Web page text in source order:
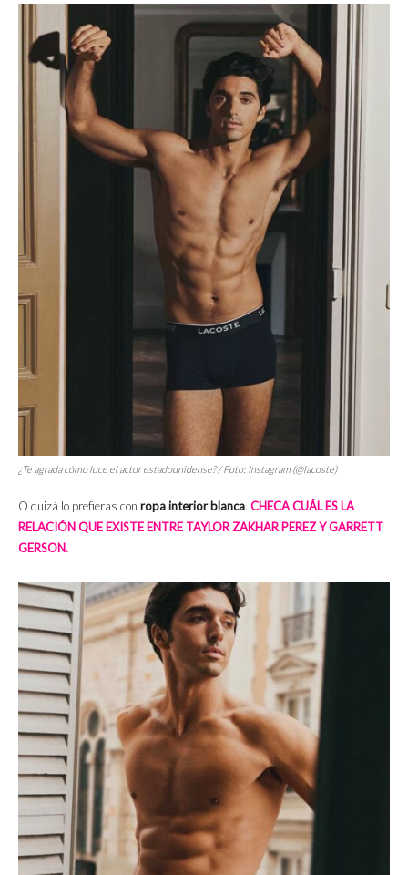
¿Te agrada cómo luce el actor estadounidense? / Foto: Instagram (@lacoste)
O quizá lo prefieras con ropa interior blanca. CHECA CUÁL ES LA
RELACIÓN QUE EXISTE ENTRE TAYLOR ZAKHAR PEREZ Y GARRETT
GERSON.